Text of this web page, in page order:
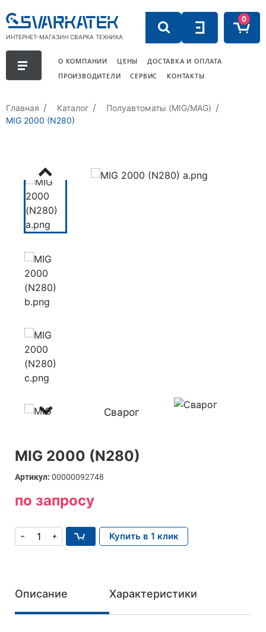
ИНТЕРНЕТ-МАГАЗИН СВАРКА ТЕХНИКА
0
О КОМПАНИИ ЦЕНЫ
ДОСТАВКА И ОПЛАТА
ПРОИЗВОДИТЕЛИ
СЕРВИС КОНТАКТЫ
Главная Каталог
Полуавтоматы (MIG/MAG)
MIG 2000 (N280)
Сварог
MIG 2000 (N280)
Артикул: 00000092748
по запросу
Купить в 1 клик
Описание Характеристики